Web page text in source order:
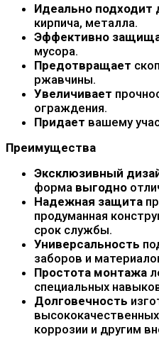
Идеально подходит
кирпича, металла.
Эффективно
мусора.
Предотвращает
ржавчины.
Увеличивает
ограждения.
Придает вашему
Преимущества
Эксклюзивный
форма выгодно
Надежная защита
продуманная
срок службы.
Универсальность
заборов и
Простота монтажа
специальных
Долговечность
коррозии и другим